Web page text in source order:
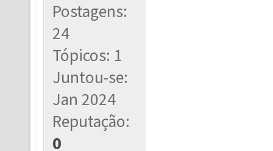
Postagens:
24
Tópicos: 1
Juntou-se:
Jan 2024
Reputação:
0